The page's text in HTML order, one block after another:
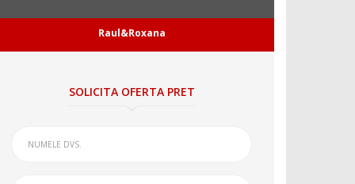
Raul&Roxana
SOLICITA OFERTA PRET